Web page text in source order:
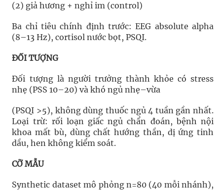
(2) giả hương + nghỉ im (control)
Ba chỉ tiêu chính định trước: EEG absolute alpha
(8–13 Hz), cortisol nước bọt, PSQI.
ĐỐI TƯỢNG
Đối tượng là người trưởng thành khỏe có stress
nhẹ (PSS 10–20) và khó ngủ nhẹ–vừa
(PSQI >5), không dùng thuốc ngủ 4 tuần gần nhất.
Loại trừ: rối loạn giấc ngủ chẩn đoán, bệnh nội
khoa mất bù, dùng chất hướng thần, dị ứng tinh
dầu, hen không kiểm soát.
CỠ MẪU
Synthetic dataset mô phỏng n=80 (40 mỗi nhánh),